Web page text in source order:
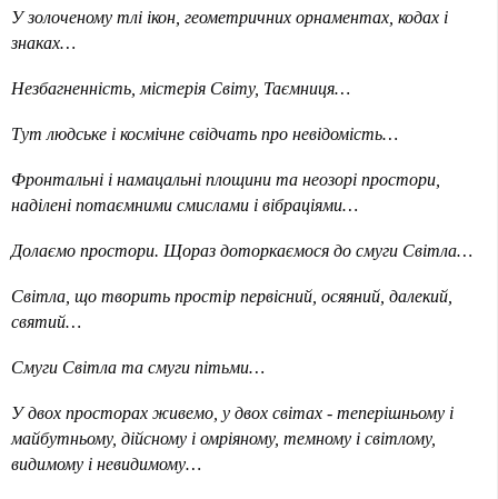
У золоченому тлі ікон, геометричних орнаментах, кодах і
знаках…
Незбагненність, містерія Світу, Таємниця…
Тут людське і космічне свідчать про невідомість…
Фронтальні і намацальні площини та неозорі простори,
наділені потаємними смислами і вібраціями…
Долаємо простори. Щораз доторкаємося до смуги Світла…
Світла, що творить простір первісний, осяяний, далекий,
святий…
Смуги Світла та смуги пітьми…
У двох просторах живемо, у двох світах - теперішньому і
майбутньому, дійсному і омріяному, темному і світлому,
видимому і невидимому…